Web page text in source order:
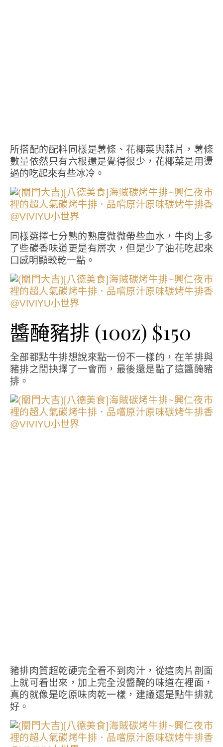
所搭配的配料同樣是薯條、花椰菜與蒜片，薯條
數量依然只有六根還是覺得很少，花椰菜是用燙
過的吃起來有些冰冷。
同樣選擇七分熟的熟度微微帶些血水，牛肉上多
了些碳香味道更是有層次，但是少了油花吃起來
口感明顯較乾一點。
醬醃豬排 (10oz) $150
全部都點牛排想說來點一份不一樣的，在羊排與
豬排之間抉擇了一會而，最後還是點了這醬醃豬
排。
豬排肉質超乾硬完全看不到肉汁，從這肉片剖面
上就可看出來，加上完全沒醬醃的味道在裡面，
真的就像是吃原味肉乾一樣，建議還是點牛排就
好。